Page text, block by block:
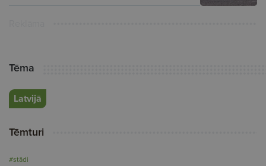
Tēma
Latvijā
Tēmturi
#stādi